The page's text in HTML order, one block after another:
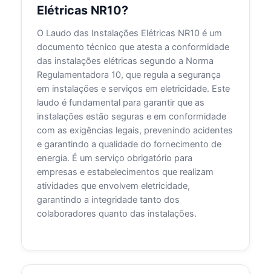
Elétricas NR10?
O Laudo das Instalações Elétricas NR10 é um
documento técnico que atesta a conformidade
das instalações elétricas segundo a Norma
Regulamentadora 10, que regula a segurança
em instalações e serviços em eletricidade. Este
laudo é fundamental para garantir que as
instalações estão seguras e em conformidade
com as exigências legais, prevenindo acidentes
e garantindo a qualidade do fornecimento de
energia. É um serviço obrigatório para
empresas e estabelecimentos que realizam
atividades que envolvem eletricidade,
garantindo a integridade tanto dos
colaboradores quanto das instalações.